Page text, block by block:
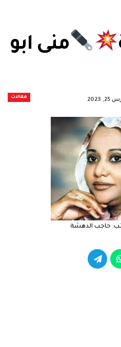
منى ابو
مقالات 2023
حاجب الدهشة